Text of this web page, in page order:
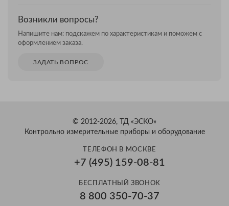
Возникли вопросы?
Напишите нам: подскажем по характеристикам и поможем с
оформлением заказа.
ЗАДАТЬ ВОПРОС
© 2012-2026, ТД «ЭСКО»
Контрольно измерительные приборы и оборудование
ТЕЛЕФОН В МОСКВЕ
+7 (495) 159-08-81
БЕСПЛАТНЫЙ ЗВОНОК
8 800 350-70-37